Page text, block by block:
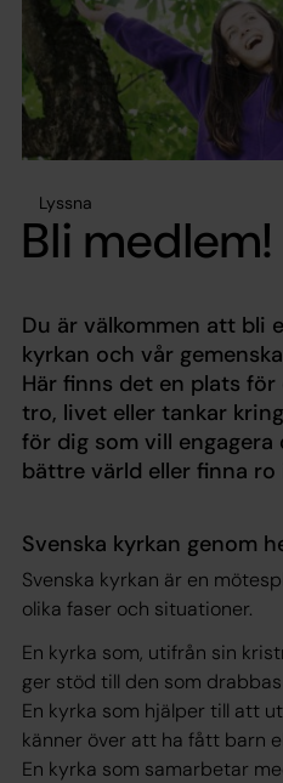
Lyssna
Bli medlem!
Du är välkommen att bli
kyrkan och vår
Här finns det en plats
tro, livet eller tankar
för dig som vill
bättre värld eller finna ro
Svenska kyrkan genom
Svenska kyrkan är en
olika faser och situationer.
En kyrka som, utifrån sin
ger stöd till den som
En kyrka som hjälper till att
känner över att ha fått barn
En kyrka som samarbetar